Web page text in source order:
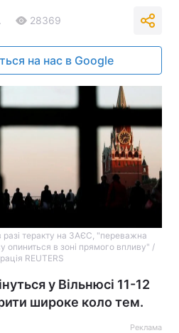
28369
на нас в Google
теракту на ЗАЄС, "переважна
опиниться в зоні прямого впливу" /
REUTERS
у Вільнюсі 11-12
широке коло тем.
Реклама